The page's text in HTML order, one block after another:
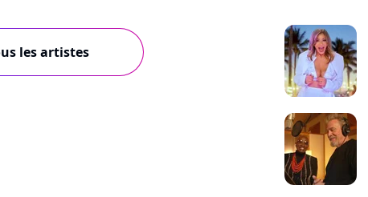
les artistes